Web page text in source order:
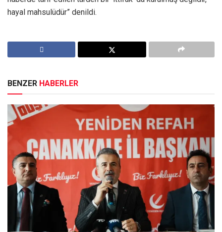
hayal mahsulüdür” denildi.
BENZER HABERLER